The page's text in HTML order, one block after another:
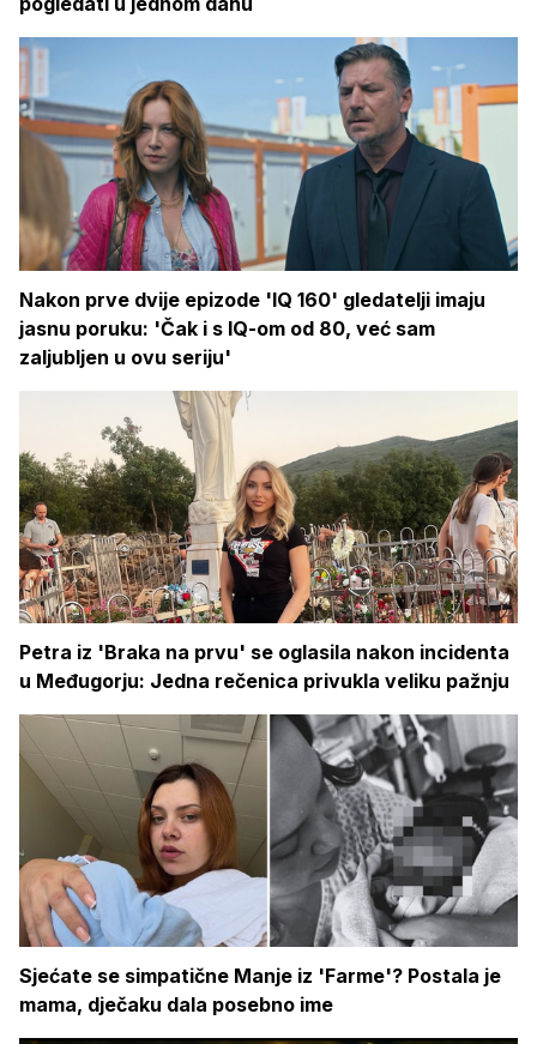
Nakon prve dvije epizode 'IQ 160' gledatelji imaju
jasnu poruku: 'Čak i s IQ-om od 80, već sam
zaljubljen u ovu seriju'
Petra iz 'Braka na prvu' se oglasila nakon incidenta
u Međugorju: Jedna rečenica privukla veliku pažnju
Sjećate se simpatične Manje iz 'Farme'? Postala je
mama, dječaku dala posebno ime